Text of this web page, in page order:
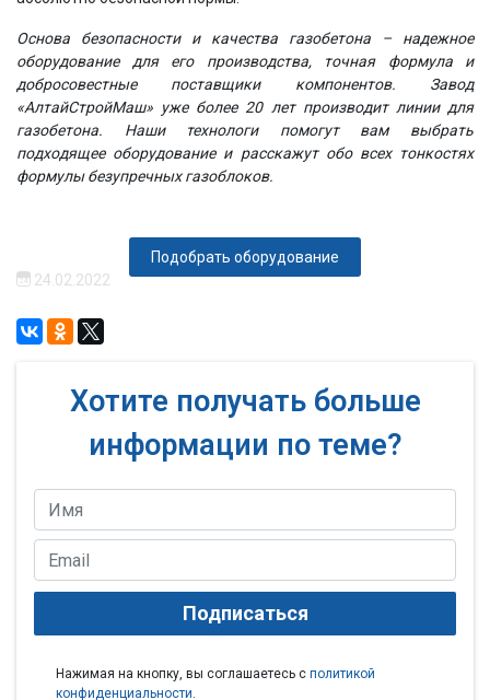
Основа безопасности и качества газобетона – надежное
оборудование для его производства, точная формула и
добросовестные поставщики компонентов. Завод
«АлтайСтройМаш» уже более 20 лет производит линии для
газобетона. Наши технологи помогут вам выбрать
подходящее оборудование и расскажут обо всех тонкостях
формулы безупречных газоблоков.
Подобрать оборудование
24.02.2022
Хотите получать больше
информации по теме?
Подписаться
Нажимая на кнопку, вы соглашаетесь с политикой
конфиденциальности.